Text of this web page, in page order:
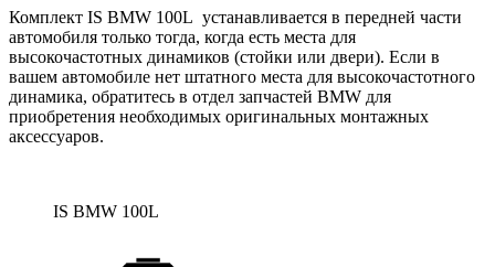
Комплект IS BMW 100L устанавливается в передней части
автомобиля только тогда, когда есть места для
высокочастотных динамиков (стойки или двери). Если в
вашем автомобиле нет штатного места для высокочастотного
динамика, обратитесь в отдел запчастей BMW для
приобретения необходимых оригинальных монтажных
аксессуаров.
IS BMW 100L